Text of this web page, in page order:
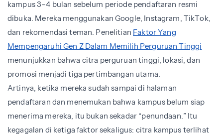
kampus 3–4 bulan sebelum periode pendaftaran resmi
dibuka. Mereka menggunakan Google, Instagram, TikTok,
dan rekomendasi teman. Penelitian Faktor Yang
Mempengaruhi Gen Z Dalam Memilih Perguruan Tinggi
menunjukkan bahwa citra perguruan tinggi, lokasi, dan
promosi menjadi tiga pertimbangan utama.
Artinya, ketika mereka sudah sampai di halaman
pendaftaran dan menemukan bahwa kampus belum siap
menerima mereka, itu bukan sekadar “penundaan.” Itu
kegagalan di ketiga faktor sekaligus: citra kampus terlihat